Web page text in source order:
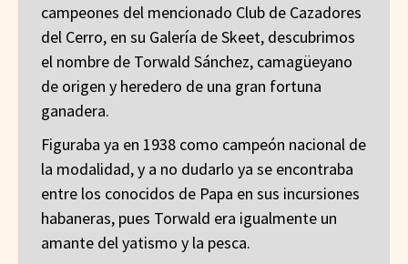
campeones del mencionado Club de Cazadores
del Cerro, en su Galería de Skeet, descubrimos
el nombre de Torwald Sánchez, camagüeyano
de origen y heredero de una gran fortuna
ganadera.
Figuraba ya en 1938 como campeón nacional de
la modalidad, y a no dudarlo ya se encontraba
entre los conocidos de Papa en sus incursiones
habaneras, pues Torwald era igualmente un
amante del yatismo y la pesca.